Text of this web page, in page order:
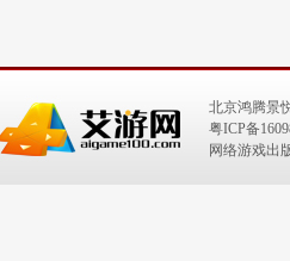
北京鸿腾景
粤ICP备
网络游戏出